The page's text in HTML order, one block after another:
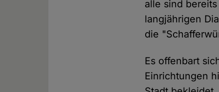
alle sind
langjährigen
die
Es offenbart
Einrichtungen